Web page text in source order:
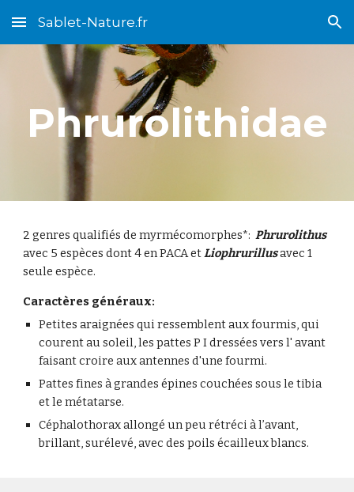
Skip to main content Skip to navigation
Sablet-Nature.fr
Phrurolithidae
2 genres qualifiés de myrmécomorphes*:Phrurolithus
avec 5 espèces dont 4 en PACA etLiophrurillusavec 1
seule espèce.
Caractères généraux:
Petites araignées qui ressemblent aux fourmis, qui
courent au soleil, les pattes P I dressées vers l' avant
faisant croire aux antennes d'une fourmi.
Pattes fines à grandes épines couchées sous le tibia
et le métatarse.
Céphalothorax allongé un peu rétréci à l’avant,
brillant, surélevé, avec des poils écailleux blancs.